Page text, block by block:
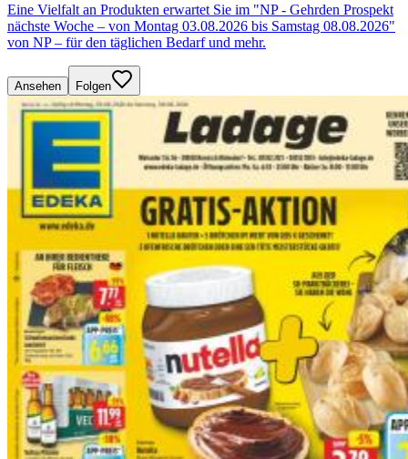
Eine Vielfalt an Produkten erwartet Sie im "NP - Gehrden Prospekt
nächste Woche – von Montag 03.08.2026 bis Samstag 08.08.2026"
von NP – für den täglichen Bedarf und mehr.
Ansehen Folgen